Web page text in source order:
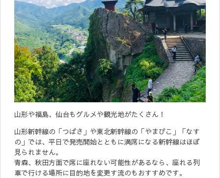
山形や福島、仙台もグルメや観光地がたくさん！
山形新幹線の「つばさ」や東北新幹線の「やまびこ」「なす
の」では、平日で発売開始とともに満席になる新幹線はほぼ
見られません。
青森、秋田方面で席に座れない可能性があるなら、座れる列
車で行ける場所に目的地を変更す流のもおすすめです。